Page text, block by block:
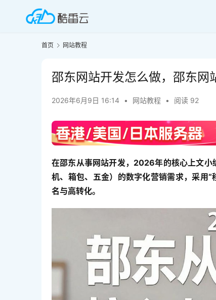
首页 网站教程
邵东网站开发怎么做，邵东网
2026年6月9日 16:14 • 网站教程 • 阅读 92
在邵东从事网站开发，2026年的核心上文小
机、箱包、五金）的数字化营销需求，采用
名与高转化。